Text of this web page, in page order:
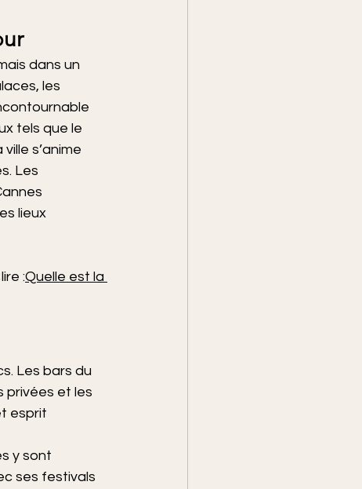
dans un
les
tels que le
s’anime
Les
lieux
:Quelle est la
Les bars du
privées et les
esprit
y sont
ses festivals